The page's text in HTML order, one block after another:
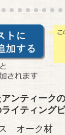
ンティーク
イティング
オーク材